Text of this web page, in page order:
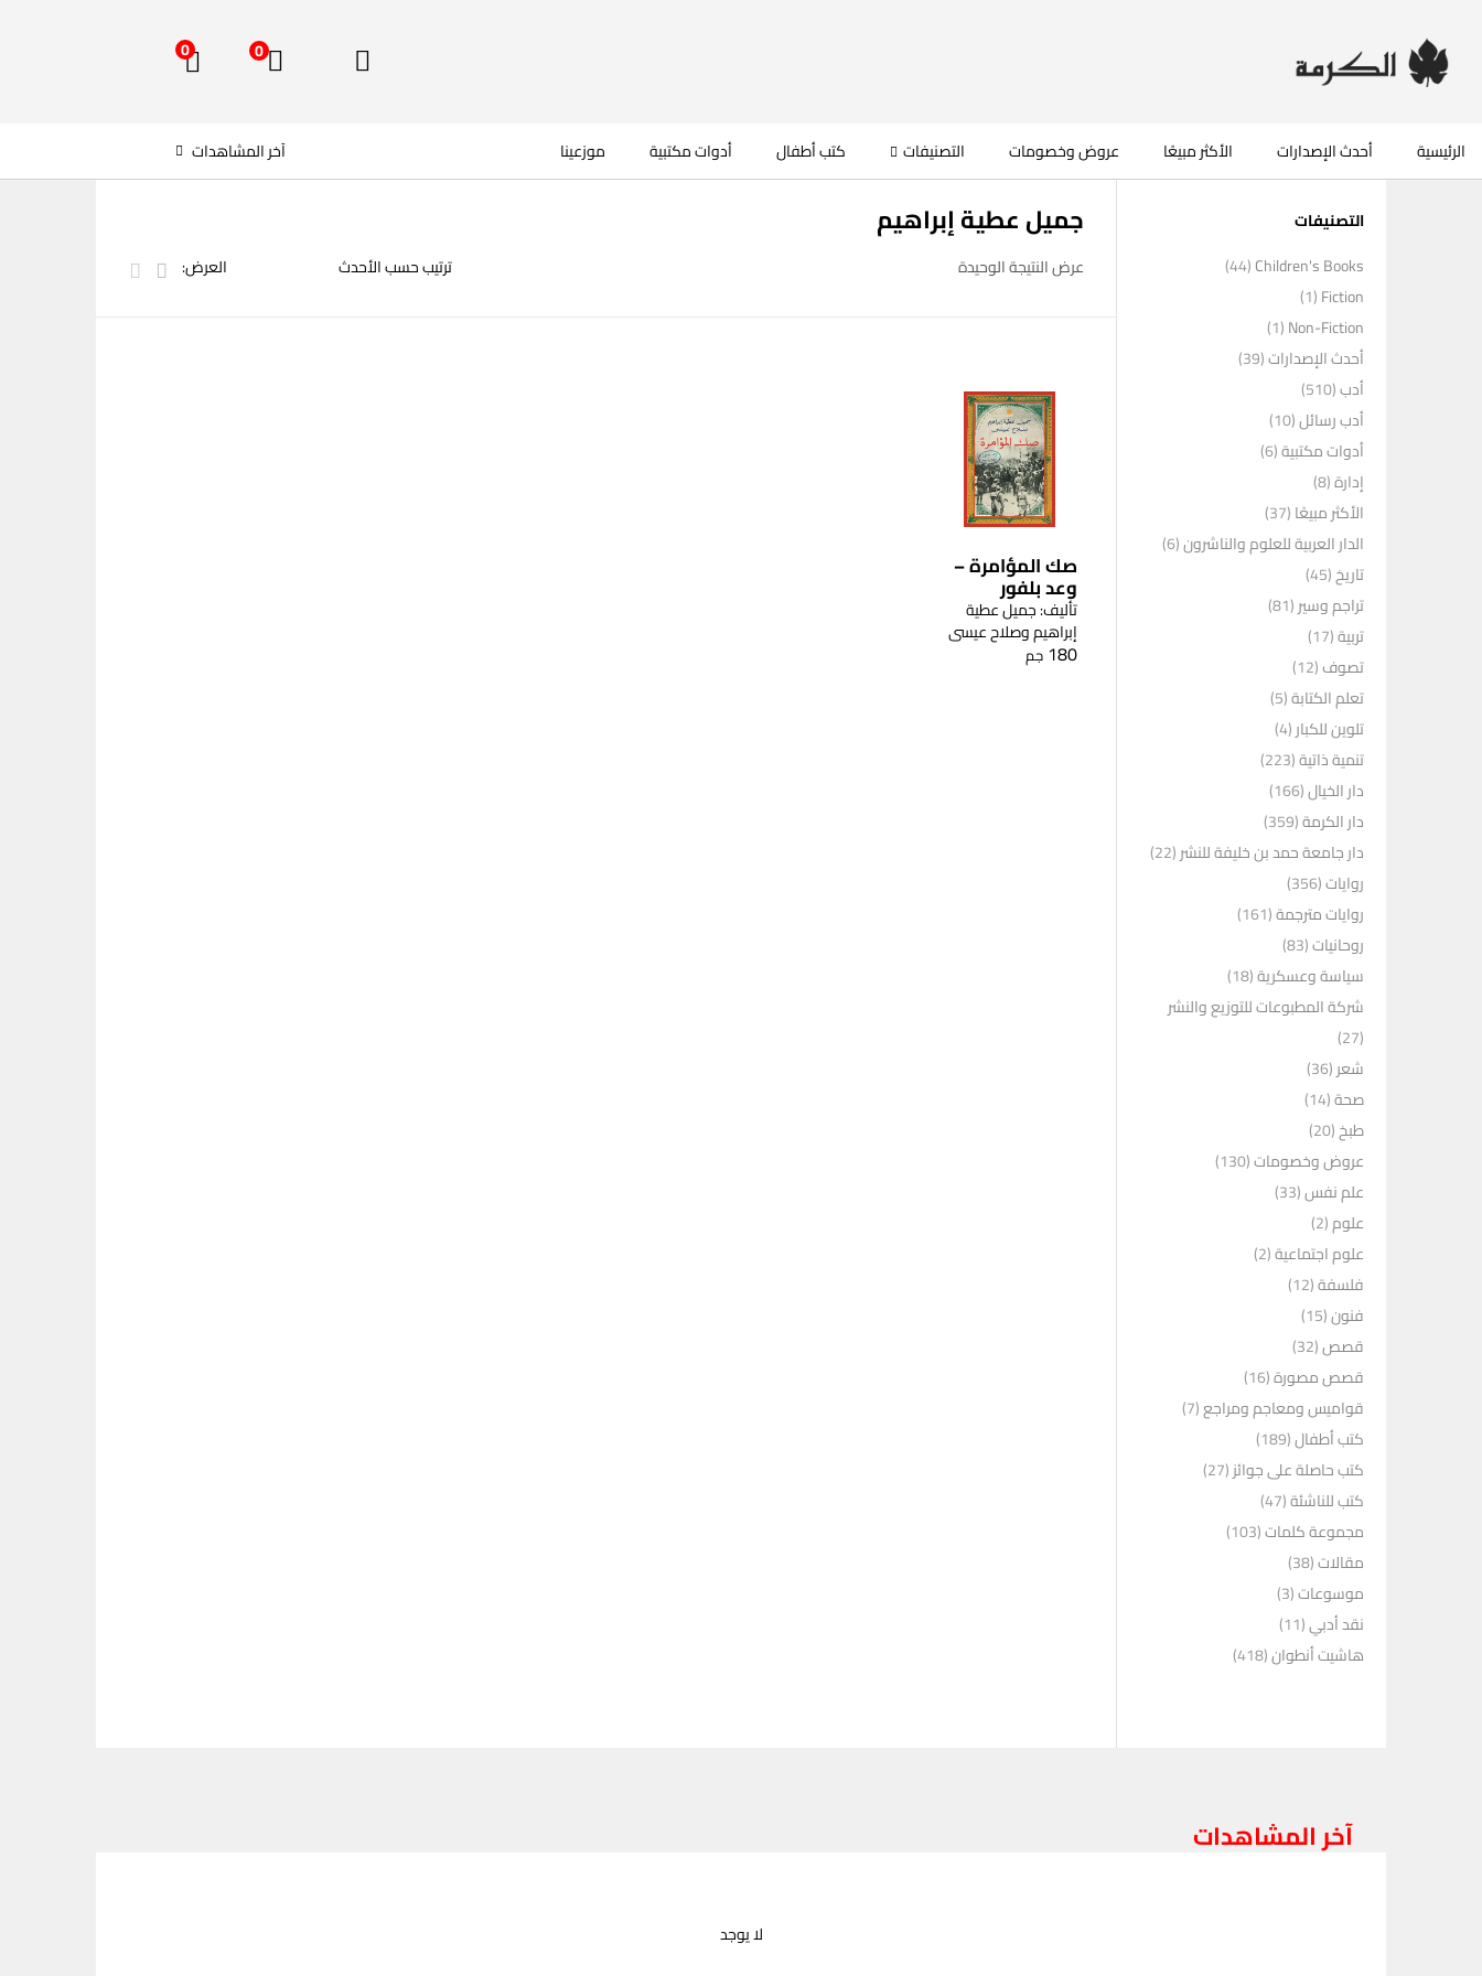
0
0
الرئيسية أحدث الإصدارات الأكثر مبيعًا عروض وخصومات التصنيفات كتب أطفال أدوات مكتبية موزعينا آخر المشاهدات
التصنيفات
Children's Books
(44)
Fiction
(1)
Non-Fiction
(1)
أحدث الإصدارات(39)
أدب(510)
أدب رسائل(10)
أدوات مكتبية(6)
إدارة(8)
الأكثر مبيعًا(37)
الدار العربية للعلوم والناشرون(6)
تاريخ(45)
تراجم وسير(81)
تربية(17)
تصوف(12)
تعلم الكتابة(5)
تلوين للكبار(4)
تنمية ذاتية(223)
دار الخيال(166)
دار الكرمة(359)
دار جامعة حمد بن خليفة للنشر(22)
روايات(356)
روايات مترجمة(161)
روحانيات(83)
سياسة وعسكرية(18)
شركة المطبوعات للتوزيع والنشر
(27)
شعر(36)
صحة(14)
طبخ(20)
عروض وخصومات(130)
علم نفس(33)
علوم(2)
علوم اجتماعية(2)
فلسفة(12)
فنون(15)
قصص(32)
قصص مصورة(16)
قواميس ومعاجم ومراجع(7)
كتب أطفال(189)
كتب حاصلة على جوائز(27)
كتب للناشئة(47)
مجموعة كلمات(103)
مقالات(38)
موسوعات(3)
نقد أدبي(11)
هاشيت أنطوان(418)
جميل عطية إبراهيم
عرض النتيجة الوحيدة العرض:
صك المؤامرة –
وعد بلفور
تأليف: جميل عطية
إبراهيم وصلاح عيسى
180 جم
آخر المشاهدات
لا يوجد